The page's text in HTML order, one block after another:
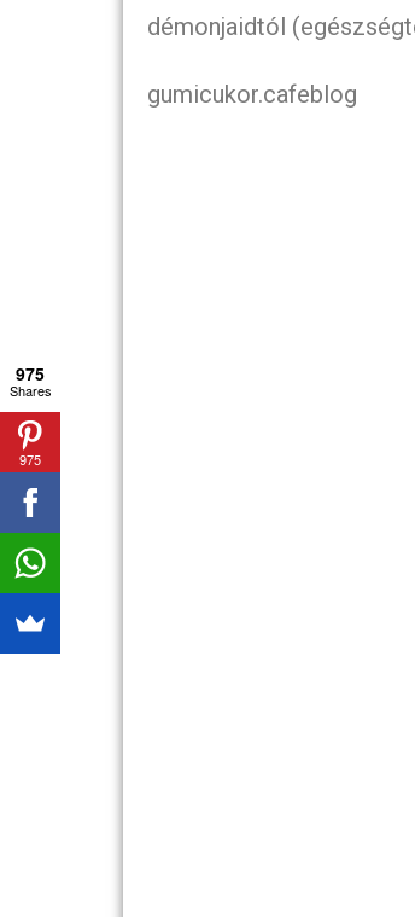
démonjaidtól
gumicukor.cafeblog
975
Shares
975